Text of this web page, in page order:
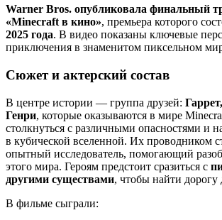
Warner Bros. опубликовала финальный
«Minecraft в кино», премьера которого
2025 года. В видео показаны ключевые
приключения в знаменитом пиксельном
Сюжет и актерский состав
В центре истории — группа друзей:
Генри, которые оказываются в мире
столкнуться с различными опасностями и
в кубической вселенной. Их проводником
опытный исследователь, помогающий
этого мира. Героям предстоит сразиться с
другими существами, чтобы найти дорогу
В фильме сыграли: